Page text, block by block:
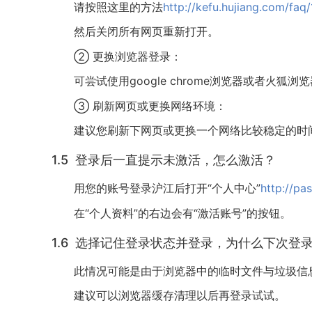
请按照这里的方法http://kefu.hujiang.com/
然后关闭所有网页重新打开。
② 更换浏览器登录：
可尝试使用google chrome浏览器或者火狐浏
③ 刷新网页或更换网络环境：
建议您刷新下网页或更换一个网络比较稳定的时
1.5 登录后一直提示未激活，怎么激活？
用您的账号登录沪江后打开“个人中心”http://
在“个人资料”的右边会有“激活账号”的按钮。
1.6 选择记住登录状态并登录，为什么下次登
此情况可能是由于浏览器中的临时文件与垃圾信
建议可以浏览器缓存清理以后再登录试试。